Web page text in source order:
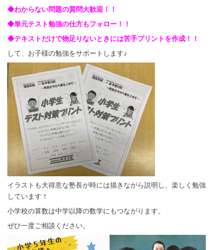
◆わからない問題の質問大歓迎！！
◆単元テスト勉強の仕方もフォロー！！
◆テキストだけで物足りないときには苦手プリントを作成！！
して、お子様の勉強をサポートします♪
イラストも大得意な塾長が時には描きながら説明し、楽しく勉強
しています！
小学校の算数は中学以降の数学にもつながります。
ぜひ一度ご相談ください。